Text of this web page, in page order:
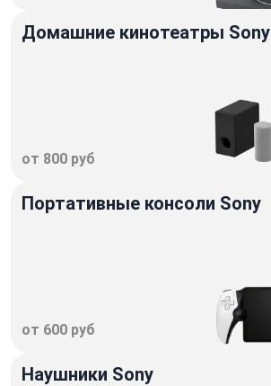
Домашние кинотеатры Sony
от 800 руб
Портативные консоли Sony
от 600 руб
Наушники Sony